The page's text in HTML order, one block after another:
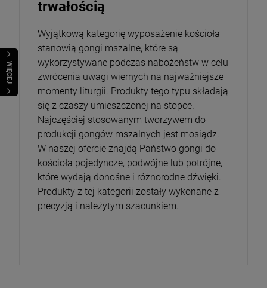
WIĘCEJ
trwałością
Wyjątkową kategorię wyposażenie kościoła
stanowią gongi mszalne, które są
wykorzystywane podczas nabożeństw w celu
zwrócenia uwagi wiernych na najważniejsze
momenty liturgii. Produkty tego typu składają
się z czaszy umieszczonej na stopce.
Najczęściej stosowanym tworzywem do
produkcji gongów mszalnych jest mosiądz.
W naszej ofercie znajdą Państwo gongi do
kościoła pojedyncze, podwójne lub potrójne,
które wydają donośne i różnorodne dźwięki.
Produkty z tej kategorii zostały wykonane z
precyzją i należytym szacunkiem.